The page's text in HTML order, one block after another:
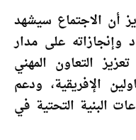
أن الاجتماع سيشهد
وإنجازاته على مدار
التعاون المهني
الإفريقية، ودعم
البنية التحتية في